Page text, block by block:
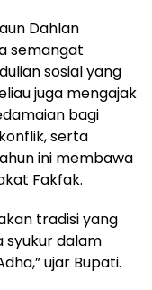
Dahlan
semangat
sosial yang
juga mengajak
bagi
serta
ini membawa
Fakfak.
tradisi yang
syukur dalam
ujar Bupati.